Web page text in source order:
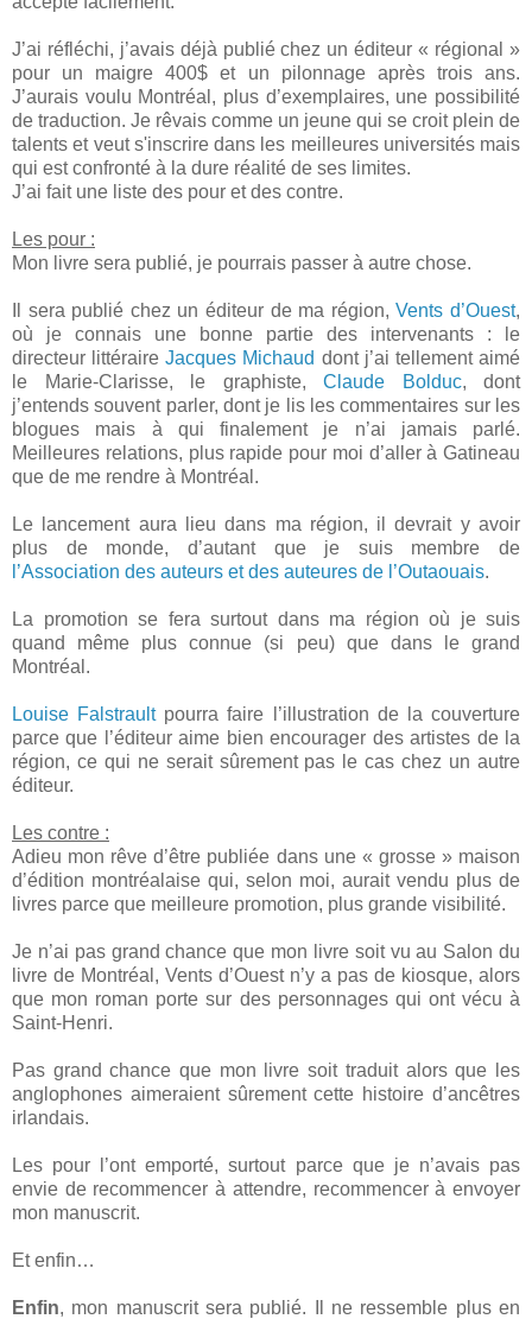
J’ai réfléchi, j’avais déjà publié chez un éditeur « régional »
pour un maigre 400$ et un pilonnage après trois ans.
J’aurais voulu Montréal, plus d’exemplaires, une possibilité
de traduction. Je rêvais comme un jeune qui se croit plein de
talents et veut s'inscrire dans les meilleures universités mais
qui est confronté à la dure réalité de ses limites.
J’ai fait une liste des pour et des contre.
Les pour :
Mon livre sera publié, je pourrais passer à autre chose.
Il sera publié chez un éditeur de ma région,Vents d’Ouest,
où je connais une bonne partie des intervenants : le
directeur littéraireJacques Michaud dont j’ai tellement aimé
le Marie-Clarisse, le graphiste, Claude Bolduc, dont
j’entends souvent parler, dont je lis les commentaires sur les
blogues mais à qui finalement je n’ai jamais parlé.
Meilleures relations, plus rapide pour moi d’aller à Gatineau
que de me rendre à Montréal.
Le lancement aura lieu dans ma région, il devrait y avoir
plus de monde, d’autant que je suis membre de
l’Association des auteurs et des auteures de l’Outaouais.
La promotion se fera surtout dans ma région où je suis
quand même plus connue (si peu) que dans le grand
Montréal.
Louise Falstraultpourra faire l’illustration de la couverture
parce que l’éditeur aime bien encourager des artistes de la
région, ce qui ne serait sûrement pas le cas chez un autre
éditeur.
Les contre :
Adieu mon rêve d’être publiée dans une « grosse » maison
d’édition montréalaise qui, selon moi, aurait vendu plus de
livres parce que meilleure promotion, plus grande visibilité.
Je n’ai pas grand chance que mon livre soit vu au Salon du
livre de Montréal, Vents d’Ouest n’y a pas de kiosque, alors
que mon roman porte sur des personnages qui ont vécu à
Saint-Henri.
Pas grand chance que mon livre soit traduit alors que les
anglophones aimeraient sûrement cette histoire d’ancêtres
irlandais.
Les pour l’ont emporté, surtout parce que je n’avais pas
envie de recommencer à attendre, recommencer à envoyer
mon manuscrit.
Et enfin…
Enfin, mon manuscrit sera publié. Il ne ressemble plus en